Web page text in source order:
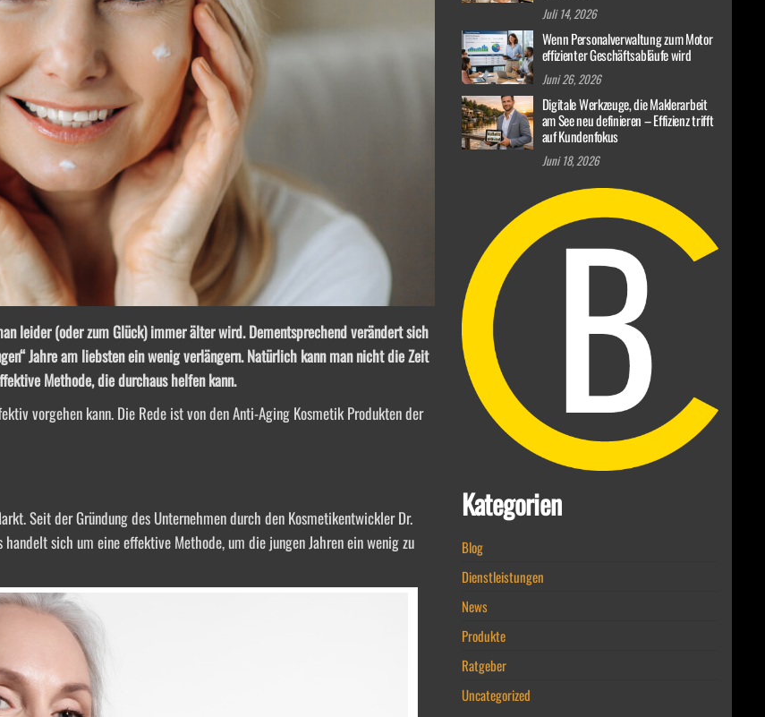
leider (oder zum Glück) immer älter wird. Dementsprechend verändert sich
Jahre am liebsten ein wenig verlängern. Natürlich kann man nicht die Zeit
Methode, die durchaus helfen kann.
vorgehen kann. Die Rede ist von den Anti-Aging Kosmetik Produkten der
Seit der Gründung des Unternehmen durch den Kosmetikentwickler Dr.
sich um eine effektive Methode, um die jungen Jahren ein wenig zu
Juli 14, 2026
Wenn Personalverwaltung zum Motor
effizienter Geschäftsabläufe wird
Juni 26, 2026
Digitale Werkzeuge, die Maklerarbeit
am See neu definieren – Effizienz trifft
auf Kundenfokus
Juni 18, 2026
Kategorien
Blog
Dienstleistungen
News
Produkte
Ratgeber
Uncategorized